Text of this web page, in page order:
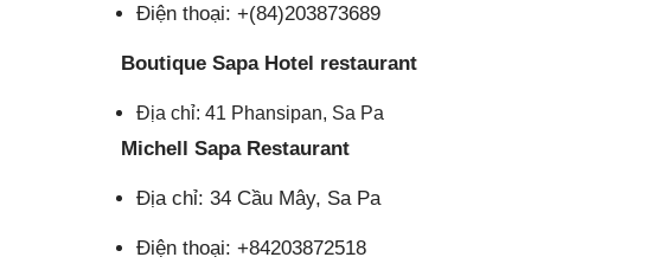
Điện thoại: +(84)203873689
Boutique Sapa Hotel restaurant
Địa chỉ: 41 Phansipan, Sa Pa
Michell Sapa Restaurant
Địa chỉ: 34 Cầu Mây, Sa Pa
Điện thoại: +84203872518